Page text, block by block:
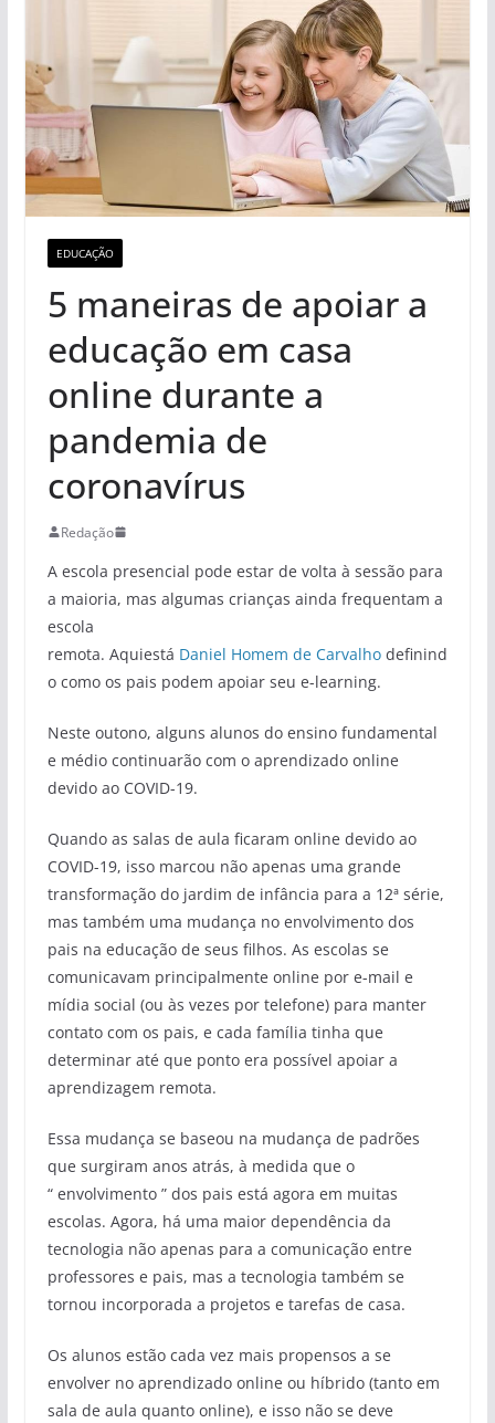
EDUCAÇÃO
5 maneiras de apoiar a
educação em casa
online durante a
pandemia de
coronavírus
Redação
A escola presencial pode estar de volta à sessão para
a maioria, mas algumas crianças ainda frequentam a
escola
remota. Aquiestá Daniel Homem de Carvalhodefinind
o como os pais podem apoiar seu e-learning.
Neste outono, alguns alunos do ensino fundamental
e médio continuarão com o aprendizado online
devido ao COVID-19.
Quando as salas de aula ficaram online devido ao
COVID-19, isso marcou não apenas uma grande
transformação do jardim de infância para a 12ª série,
mas também uma mudança no envolvimento dos
pais na educação de seus filhos. As escolas se
comunicavam principalmente online por e-mail e
mídia social (ou às vezes por telefone) para manter
contato com os pais, e cada família tinha que
determinar até que ponto era possível apoiar a
aprendizagem remota.
Essa mudança se baseou na mudança de padrões
que surgiram anos atrás, à medida que o
“ envolvimento ” dos pais está agora em muitas
escolas. Agora, há uma maior dependência da
tecnologia não apenas para a comunicação entre
professores e pais, mas a tecnologia também se
tornou incorporada a projetos e tarefas de casa.
Os alunos estão cada vez mais propensos a se
envolver no aprendizado online ou híbrido (tanto em
sala de aula quanto online), e isso não se deve